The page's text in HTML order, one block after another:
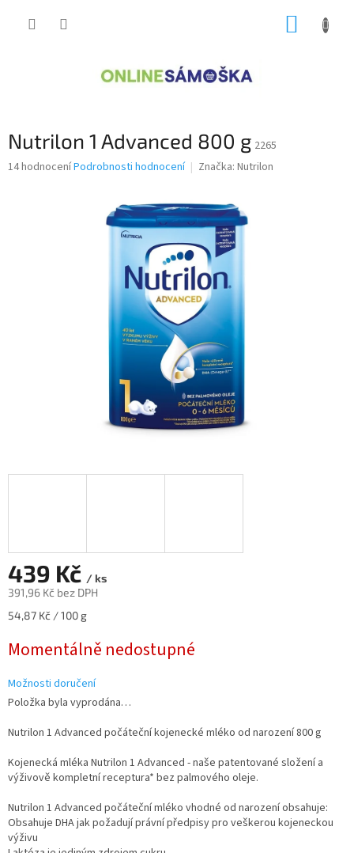
Nutrilon 1 Advanced 800 g 2265
Průměrné
14 hodnoceníPodrobnosti hodnocení Značka: Nutrilon
439 Kč / ks
391,96 Kč bez DPH
Měrná
54,87 Kč / 100 g
Momentálně nedostupné
Možnosti doručení
Položka byla vyprodána…
Nutrilon 1 Advanced počáteční kojenecké mléko od narození 800 g
Kojenecká mléka Nutrilon 1 Advanced - naše patentované složení a
výživově kompletní receptura* bez palmového oleje.
Nutrilon 1 Advanced počáteční mléko vhodné od narození obsahuje:
Obsahuje DHA jak požadují právní předpisy pro veškerou kojeneckou
výživu